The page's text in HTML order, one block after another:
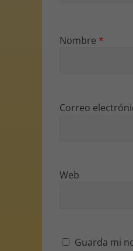
Nombre *
Correo
Web
Guarda mi